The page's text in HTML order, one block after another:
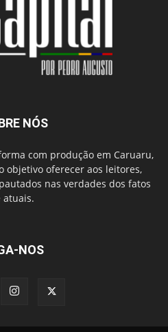
NÓS
com produção em Caruaru,
objetivo oferecer aos leitores,
nas verdades dos fatos
atuais.
NOS